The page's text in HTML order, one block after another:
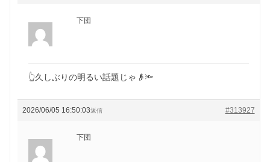
下団
👆久しぶりの明るい話題じゃ👴🔦
2026/06/05 16:50:03 #313927
返信
下団